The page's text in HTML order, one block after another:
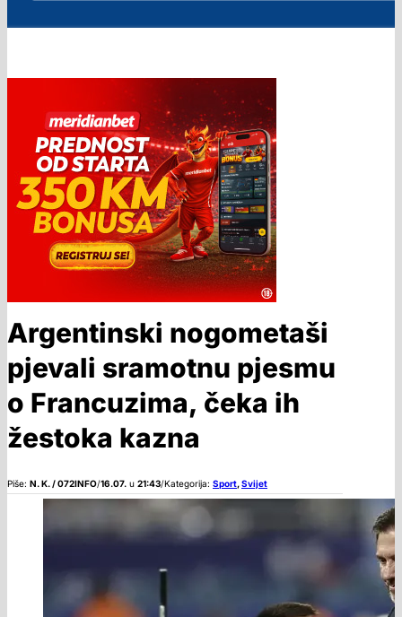
Argentinski nogometaši
pjevali sramotnu pjesmu
o Francuzima, čeka ih
žestoka kazna
Piše: N. K. / 072INFO/16.07. u 21:43/Kategorija: Sport,Svijet